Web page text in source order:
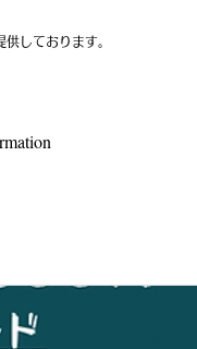
しております。